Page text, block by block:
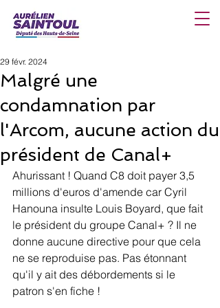
Malgré une
condamnation par
l'Arcom, aucune action du
président de Canal+
29 févr. 2024
Ahurissant ! Quand C8 doit payer 3,5
millions d'euros d'amende car Cyril
Hanouna insulte Louis Boyard, que fait
le président du groupe Canal+ ? Il ne
donne aucune directive pour que cela
ne se reproduise pas. Pas étonnant
qu'il y ait des débordements si le
patron s'en fiche !